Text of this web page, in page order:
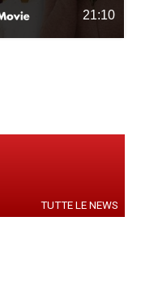
21:10
TUTTE LE NEWS